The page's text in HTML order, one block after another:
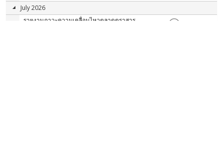
July 2026
รายงานภาวะความเคลื่อนไหวตลาดตราสาร